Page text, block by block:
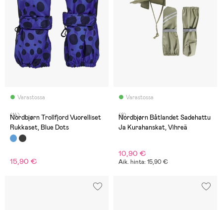
Varastossa
(14)
Nordbjørn Trollfjord Vuorelliset
Rukkaset, Blue Dots
15,90 €
Varastossa
(8)
Nordbjørn Båtlandet Sadehattu
Ja Kurahanskat, Vihreä
10,90 €
Aik. hinta: 15,90 €